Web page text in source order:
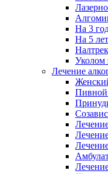
На 3
На 5 лет
Уколом
Лечение
Пивной